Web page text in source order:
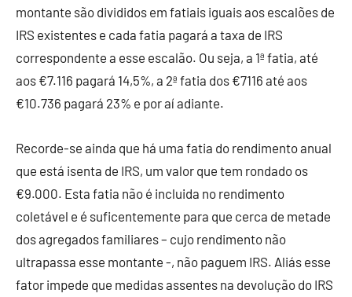
montante são divididos em fatiais iguais aos escalões de
IRS existentes e cada fatia pagará a taxa de IRS
correspondente a esse escalão. Ou seja, a 1ª fatia, até
aos €7.116 pagará 14,5%, a 2ª fatia dos €7116 até aos
€10.736 pagará 23% e por aí adiante.
Recorde-se ainda que há uma fatia do rendimento anual
que está isenta de IRS, um valor que tem rondado os
€9.000. Esta fatia não é incluida no rendimento
coletável e é suficentemente para que cerca de metade
dos agregados familiares – cujo rendimento não
ultrapassa esse montante -, não paguem IRS. Aliás esse
fator impede que medidas assentes na devolução do IRS